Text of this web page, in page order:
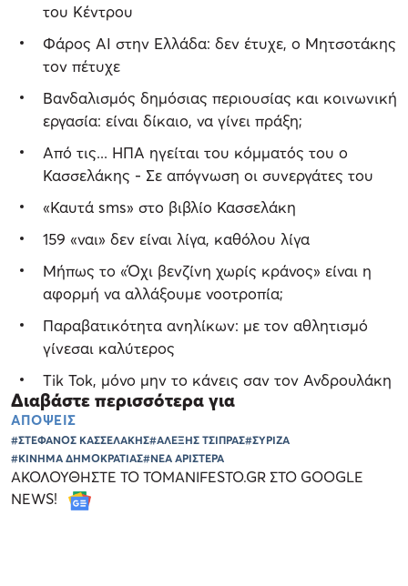
του Κέντρου
Φάρος AI στην Ελλάδα: δεν έτυχε, ο Μητσοτάκης
τον πέτυχε
Βανδαλισμός δημόσιας περιουσίας και κοινωνική
εργασία: είναι δίκαιο, να γίνει πράξη;
Από τις... ΗΠΑ ηγείται του κόμματός του ο
Κασσελάκης - Σε απόγνωση οι συνεργάτες του
«Καυτά sms» στο βιβλίο Κασσελάκη
159 «ναι» δεν είναι λίγα, καθόλου λίγα
Μήπως το «Όχι βενζίνη χωρίς κράνος» είναι η
αφορμή να αλλάξουμε νοοτροπία;
Παραβατικότητα ανηλίκων: με τον αθλητισμό
γίνεσαι καλύτερος
Tik Tok, μόνο μην το κάνεις σαν τον Ανδρουλάκη
Διαβάστε περισσότερα για
ΑΠΟΨΕΙΣ
#ΣΤΕΦΑΝΟΣ ΚΑΣΣΕΛΑΚΗΣ#ΑΛΕΞΗΣ ΤΣΙΠΡΑΣ#ΣΥΡΙΖΑ
#ΚΙΝΗΜΑ ΔΗΜΟΚΡΑΤΙΑΣ#ΝΕΑ ΑΡΙΣΤΕΡΑ
ΑΚΟΛΟΥΘΗΣΤΕ ΤΟ TOMANIFESTO.GR ΣΤΟ GOOGLE
NEWS!